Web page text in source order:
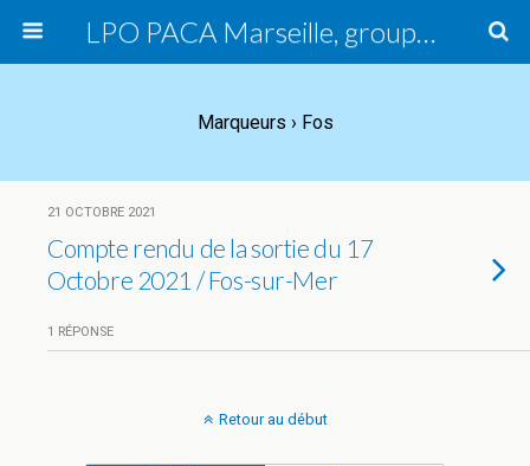
LPO PACA Marseille, groupe local
Marqueurs › Fos
21 OCTOBRE 2021
Compte rendu de la sortie du 17
Octobre 2021 / Fos-sur-Mer
1 RÉPONSE
Retour au début